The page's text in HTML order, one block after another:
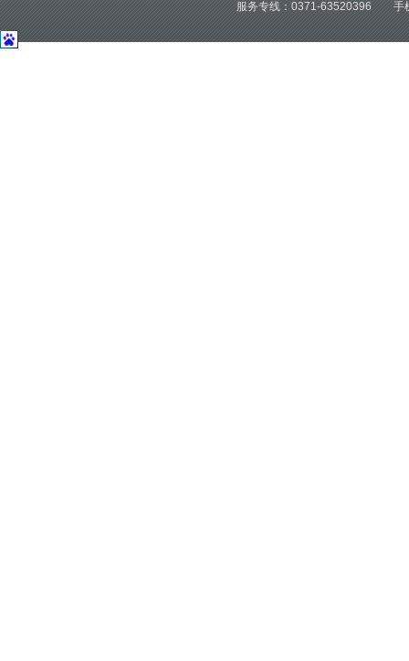
服务专线：0371-63520396 手